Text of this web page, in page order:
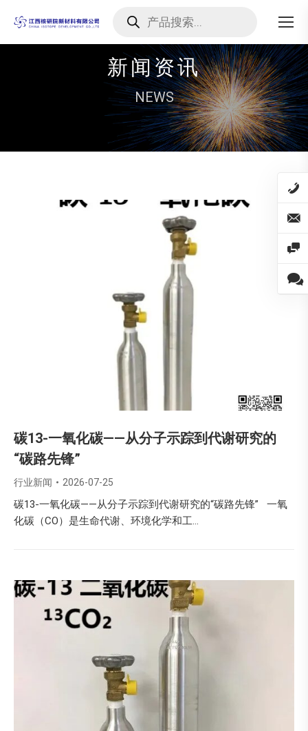
search
新闻资讯
NEWS
碳13-一氧化碳——从分子示踪到代谢研究的
“碳路先锋”
行业新闻 2026-07-25
碳13-一氧化碳——从分子示踪到代谢研究的“碳路先锋” 一氧
化碳（CO）是生命代谢、环境化学和工…